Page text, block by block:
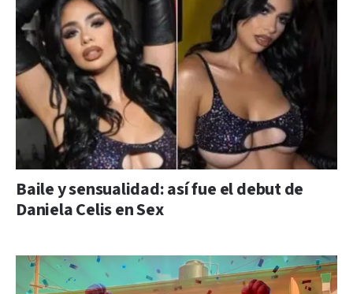
Baile y sensualidad: así fue el debut de
Daniela Celis en Sex